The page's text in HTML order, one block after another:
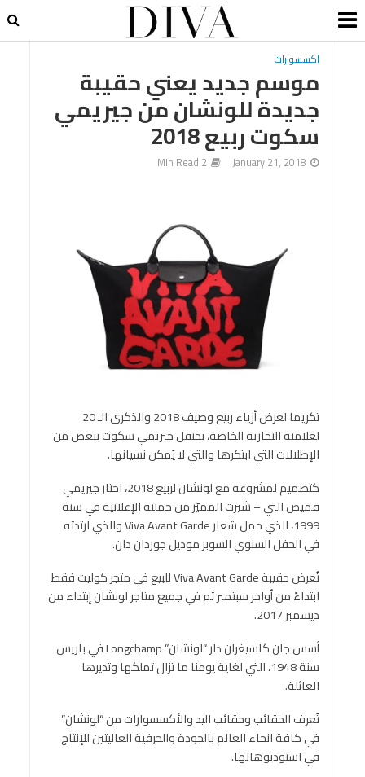
اكسسوارات
موسم جديد يعني حقيبة
جديدة للونشان من جيريمي
سكوت ربيع 2018
January 21, 2018
2 Min Read
تكريما لعرض أزياء ربيع وصيف 2018 والذكرى الـ 20
لعلامته التجارية الخاصة، يحتفل جيريمي سكوت ببعض من
الإطلالات التي ابتكرها والتي لا يُمكن نسيانها.
كتصميم لمشروعه مع لونشان لربيع 2018، اختار جيريمي
قميص التي – شيرت المميّز من حملته الإعلانية في سنة
1999، الذي حمل شعار Viva Avant Garde والذي ارتدته
في الحفل السنوي السوبر موديل جوردان دان.
تُعرض حقيبة Viva Avant Garde للبيع في متجر كوليت فقط
ابتداءً من أواخر سبتمبر ثم في جميع متاجر لونشان إبتداء من
ديسمبر 2017.
أسس جان كاسيغران دار “لونشان” Longchamp في باريس
سنة 1948، التي لغاية يومنا ما تزال تملكها وتديرها
العائلة.
تُعرف الحقائب وحقائب اليد والأكسسوارات من “لونشان”
في كافة انحاء العالم بالجودة والحرفية العاليتين للإنتاج
في استوديوهاتها.